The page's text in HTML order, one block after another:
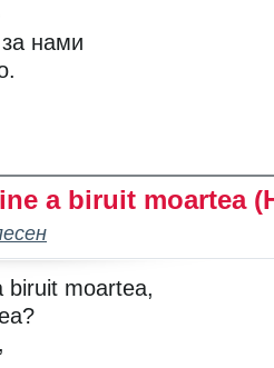
нами
a biruit moartea
biruit moartea,